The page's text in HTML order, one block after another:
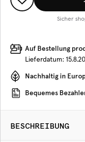
Sicher
Auf Bestellung
Lieferdatum:
Nachhaltig in
Bequemes
BESCHREIBUNG